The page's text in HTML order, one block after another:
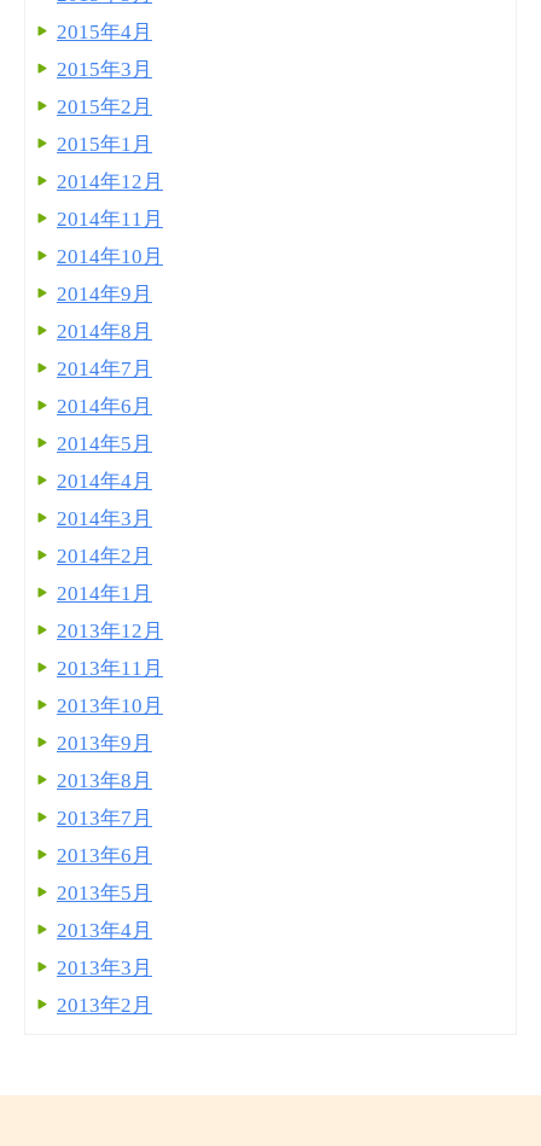
2015年4月
2015年3月
2015年2月
2015年1月
2014年12月
2014年11月
2014年10月
2014年9月
2014年8月
2014年7月
2014年6月
2014年5月
2014年4月
2014年3月
2014年2月
2014年1月
2013年12月
2013年11月
2013年10月
2013年9月
2013年8月
2013年7月
2013年6月
2013年5月
2013年4月
2013年3月
2013年2月